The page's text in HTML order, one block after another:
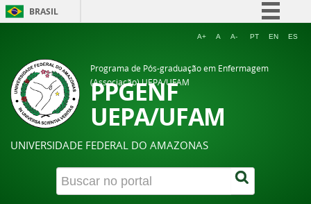
BRASIL
Simplifique!
Legislação
Canais
A+ A A- PT EN ES
Programa de Pós-graduação em Enfermagem
(Associação) UEPA/UFAM
PPGENF
UEPA/UFAM
UNIVERSIDADE FEDERAL DO AMAZONAS